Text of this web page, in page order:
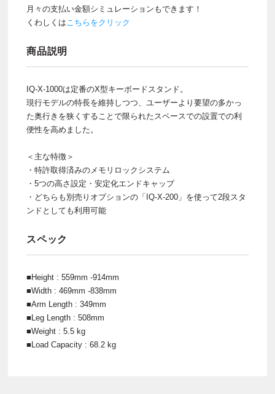
月々の支払い金額シミュレーションもできます！
くわしくはこちらをクリック
商品説明
IQ-X-1000は定番のX型キーボードスタンド。
現行モデルの特長を維持しつつ、ユーザーより要望の多かっ
た奥行きを狭くすることで限られたスペースでの設置での利
便性を高めました。
＜主な特徴＞
・特許取得済みのメモリロックシステム
・5つの高さ設定・安定化エンドキャップ
・どちらも別売りオプションの「IQ-X-200」を使って2段スタ
ンドとしても利用可能
スペック
■Height : 559mm -914mm
■Width : 469mm -838mm
■Arm Length : 349mm
■Leg Length : 508mm
■Weight : 5.5 kg
■Load Capacity : 68.2 kg